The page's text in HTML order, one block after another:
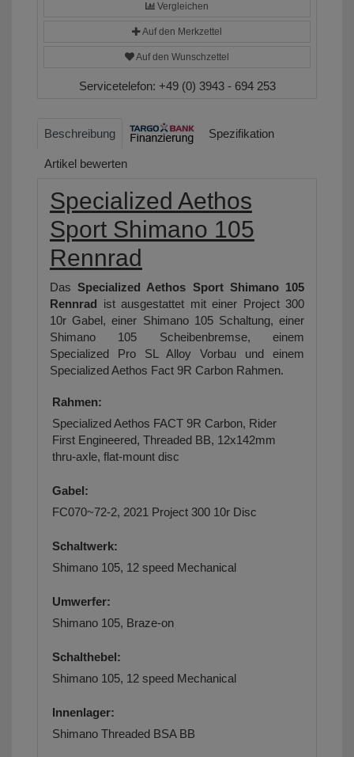
Vergleichen
Auf den Merkzettel
Auf den Wunschzettel
Servicetelefon: +49 (0) 3943 - 694 253
Beschreibung Spezifikation
Artikel bewerten
Specialized Aethos
Sport Shimano 105
Rennrad
DasSpecialized Aethos Sport Shimano 105
Rennrad ist ausgestattet mit einer Project 300
10r Gabel, einer Shimano 105 Schaltung, einer
Shimano 105 Scheibenbremse, einem
Specialized Pro SL Alloy Vorbau und einem
Specialized Aethos Fact 9R Carbon Rahmen.
Rahmen:
Specialized Aethos FACT 9R Carbon, Rider
First Engineered, Threaded BB, 12x142mm
thru-axle, flat-mount disc
Gabel:
FC070~72-2, 2021 Project 300 10r Disc
Schaltwerk:
Shimano 105, 12 speed Mechanical
Umwerfer:
Shimano 105, Braze-on
Schalthebel:
Shimano 105, 12 speed Mechanical
Innenlager:
Shimano Threaded BSA BB